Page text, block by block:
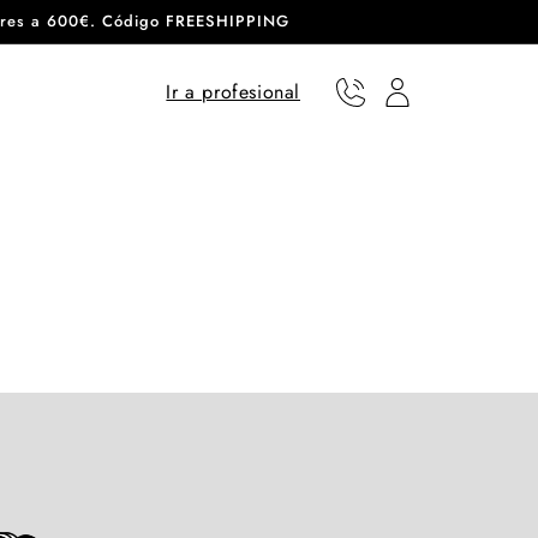
a 600€. Código FREESHIPPING
Ir a profesional Teléfono Usuario